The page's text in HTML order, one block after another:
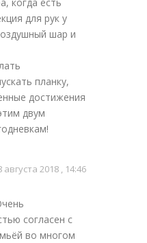
для рук у
шар и
планку,
достижения
двум
августа 2018 , 14:46
согласен с
во многом